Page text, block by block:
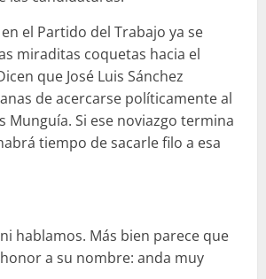
el Partido del Trabajo ya se
miraditas coquetas hacia el
que José Luis Sánchez
de acercarse políticamente al
Munguía. Si ese noviazgo termina
tiempo de sacarle filo a esa
hablamos. Más bien parece que
a su nombre: anda muy